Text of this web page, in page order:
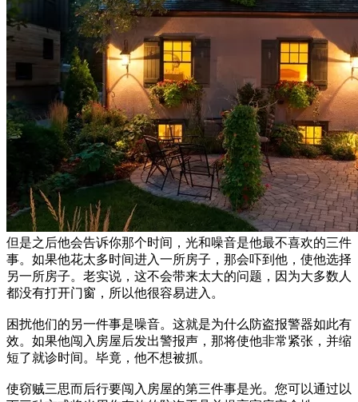
但是之后他会告诉你那个时间，光和噪音是他最不喜欢的三件
事。如果他花太多时间进入一所房子，那会吓到他，使他选择
另一所房子。老实说，这不会带来太大的问题，因为大多数人
都没有打开门窗，所以他很容易进入。
困扰他们的另一件事是噪音。这就是为什么防盗报警器如此有
效。如果他闯入房屋后发出警报声，那将使他非常紧张，并缩
短了就诊时间。毕竟，他不想被抓。
使窃贼三思而后行要闯入房屋的第三件事是光。您可以通过以